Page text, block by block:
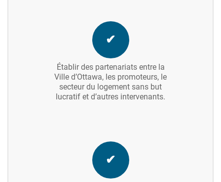
✔
Établir des partenariats entre la
Ville d’Ottawa, les promoteurs, le
secteur du logement sans but
lucratif et d’autres intervenants.
✔